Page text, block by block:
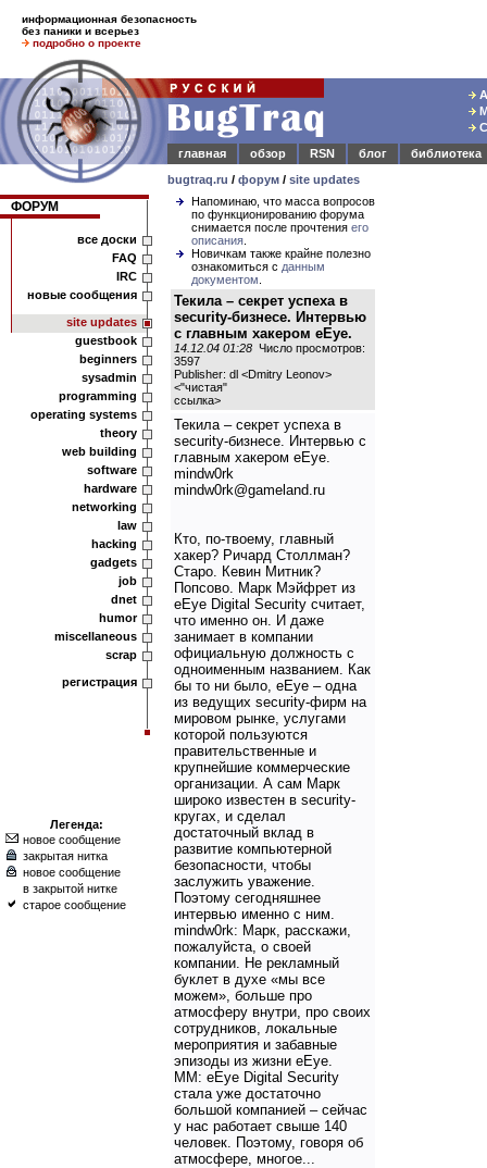
информационная безопасность
без паники и всерьез
подробно о проекте
главная
обзор RSN блог
библиотека
bugtraq.ru / форум / site updates
ФОРУМ
все доски
FAQ
IRC
новые сообщения
site updates
guestbook
beginners
sysadmin
programming
operating systems
theory
web building
software
hardware
networking
law
hacking
gadgets
job
dnet
humor
miscellaneous
scrap
регистрация
Легенда:
новое сообщение
закрытая нитка
новое сообщение
в закрытой нитке
старое сообщение
Напоминаю, что масса вопросов
по функционированию форума
снимается после прочтения его
описания
Новичкам также крайне полезно
ознакомиться с данным
документом
Текила – секрет успеха в
security-бизнесе. Интервью
с главным хакером eEye.
14.12.04 01:28 Число просмотров:
3597
Publisher: dl <Dmitry Leonov>
<"чистая"
ссылка>
Текила – секрет успеха в
security-бизнесе. Интервью с
главным хакером eEye.
mindw0rk
mindw0rk@gameland.ru
Кто, по-твоему, главный
хакер? Ричард Столлман?
Старо. Кевин Митник?
Попсово. Марк Мэйфрет из
eEye Digital Security считает,
что именно он. И даже
занимает в компании
официальную должность с
одноименным названием. Как
бы то ни было, eEye – одна
из ведущих security-фирм на
мировом рынке, услугами
которой пользуются
правительственные и
крупнейшие коммерческие
организации. А сам Марк
широко известен в security-
кругах, и сделал
достаточный вклад в
развитие компьютерной
безопасности, чтобы
заслужить уважение.
Поэтому сегодняшнее
интервью именно с ним.
mindw0rk: Марк, расскажи,
пожалуйста, о своей
компании. Не рекламный
буклет в духе «мы все
можем», больше про
атмосферу внутри, про своих
сотрудников, локальные
мероприятия и забавные
эпизоды из жизни eEye.
ММ: eEye Digital Security
стала уже достаточно
большой компанией – сейчас
у нас работает свыше 140
человек. Поэтому, говоря об
атмосфере, многое...